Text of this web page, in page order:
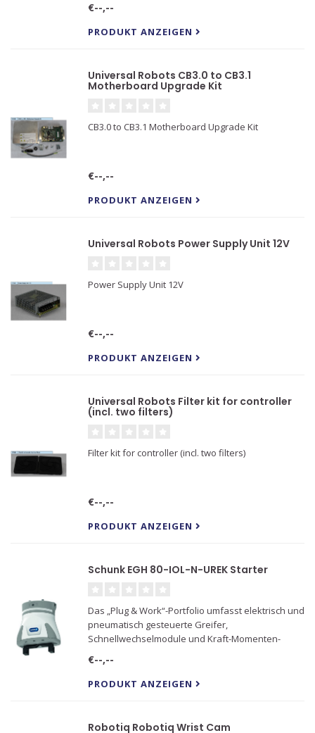
Verwendung von kollaborativen Robotern
angepasst ist.
€--,--
PRODUKT ANZEIGEN
Universal Robots CB3.0 to CB3.1
Motherboard Upgrade Kit
CB3.0 to CB3.1 Motherboard Upgrade Kit
€--,--
PRODUKT ANZEIGEN
Universal Robots Power Supply Unit 12V
Power Supply Unit 12V
€--,--
PRODUKT ANZEIGEN
Universal Robots Filter kit for controller
(incl. two filters)
Filter kit for controller (incl. two filters)
€--,--
PRODUKT ANZEIGEN
Schunk EGH 80-IOL-N-UREK Starter
Das „Plug & Work“-Portfolio umfasst elektrisch und
pneumatisch gesteuerte Greifer,
Schnellwechselmodule und Kraft-Momenten-
Universal Robots abgestimmt sind. Die
Komponenten können in sauberen und leicht
€--,--
PRODUKT ANZEIGEN
Robotiq Robotiq Wrist Cam